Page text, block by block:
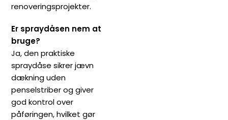
renoveringsprojekter.
Er spraydåsen nem at
bruge?
Ja, den praktiske
spraydåse sikrer jævn
dækning uden
penselstriber og giver
god kontrol over
påføringen, hvilket gør